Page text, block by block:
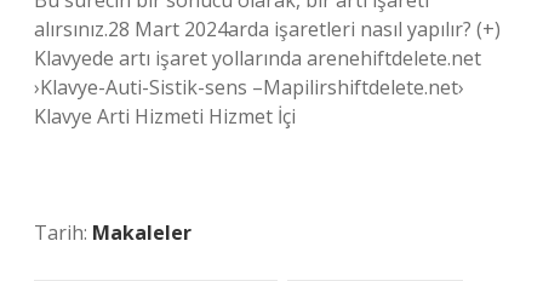
alırsınız.28 Mart 2024arda işaretleri nasıl yapılır? (+)
Klavyede artı işaret yollarında arenehiftdelete.net
›Klavye-Auti-Sistik-sens –Mapilirshiftdelete.net›
Klavye Arti Hizmeti Hizmet İçi
Tarih: Makaleler